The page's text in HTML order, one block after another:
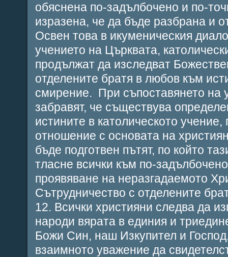
обяснена по-задълбочено и по-
изразена, че да бъде разбрана и
Освен това в икуменическия
учението на Църквата,
продължат да изследват
отделените братя в любов към
смирение. При съпоставянето на
забравят, че съществува
истините в католическото
отношение с основата на
бъде подготвен пътят, по който
тласне всички към по-
проявяване на неразгадаемото
Сътрудничество с отделените
12. Всички християни следва да
народи вярата в единия и
Божи Син, наш Изкупител и
взаимното уважение да